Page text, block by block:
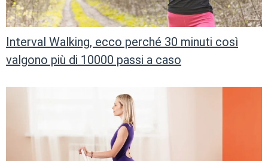
Interval Walking, ecco perché 30 minuti così
valgono più di 10000 passi a caso